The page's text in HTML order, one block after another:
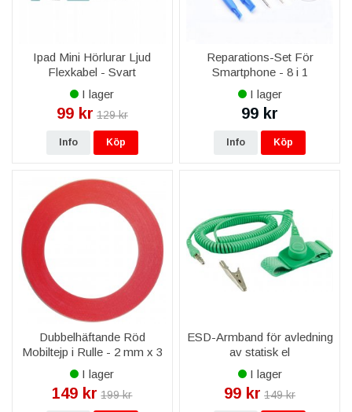
Ipad Mini Hörlurar Ljud
Flexkabel - Svart
I lager
99 kr 129 kr
Info Köp
Reparations-Set För
Smartphone - 8 i 1
I lager
99 kr
Info Köp
Dubbelhäftande Röd
Mobiltejp i Rulle - 2 mm x 3
M
I lager
149 kr 199 kr
ESD-Armband för avledning
av statisk el
I lager
99 kr 149 kr